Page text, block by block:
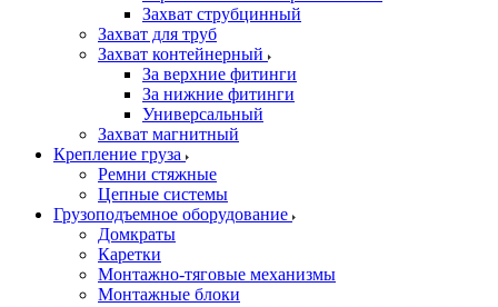
Захват струбцинный
Захват для труб
Захват контейнерный
За верхние фитинги
За нижние фитинги
Универсальный
Захват магнитный
Крепление груза
Ремни стяжные
Цепные системы
Грузоподъемное оборудование
Домкраты
Каретки
Монтажно-тяговые механизмы
Монтажные блоки